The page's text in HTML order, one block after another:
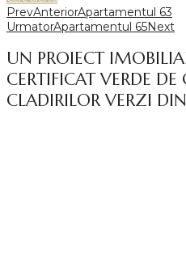
PrevAnteriorApartamentul 63
UrmatorApartamentul 65Next
UN PROIECT
CERTIFICAT VERDE
CLADIRILOR VERZI